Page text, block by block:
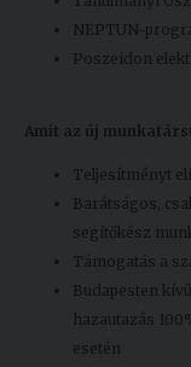
NEPTUN-
Poszeidon
Amit az új
Teljesítményt
Barátságos,
segítőkész
Támogatás a
Budapesten
hazautazás
esetén